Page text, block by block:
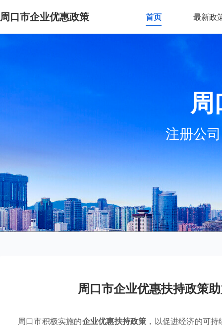
周口市企业优惠政策 首页 最新政
周
注册公
周口市企业优惠扶持政策
周口市积极实施的企业优惠扶持政策 ，以促进经济的可